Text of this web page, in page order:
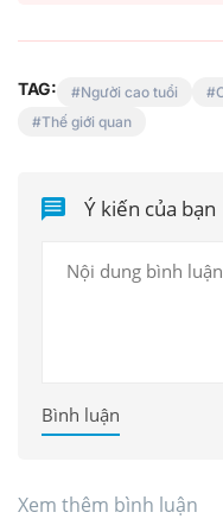
TAG: Người cao tuổi
Thế giới quan
Ý kiến của bạn
Bình luận
Xem thêm bình luận